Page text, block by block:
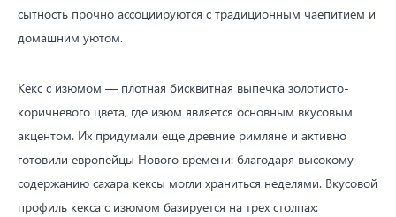
сытность прочно ассоциируются с традиционным чаепитием и
домашним уютом.
Кекс с изюмом — плотная бисквитная выпечка золотисто-
коричневого цвета, где изюм является основным вкусовым
акцентом. Их придумали еще древние римляне и активно
готовили европейцы Нового времени: благодаря высокому
содержанию сахара кексы могли храниться неделями. Вкусовой
профиль кекса с изюмом базируется на трех столпах: